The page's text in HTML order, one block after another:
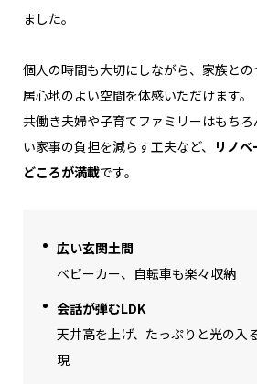
ました。
個人の時間も大切にしながら、家族と
居心地のよい空間を体感いただけます。
共働き夫婦や子育てファミリーはもち
い家事の負担を減らす工夫など、 リノ
どころが満載です。
広い玄関土間
ベビーカー、自転車も楽々収納
会話が弾むLDK
天井高を上げ、たっぷりと光の入
現